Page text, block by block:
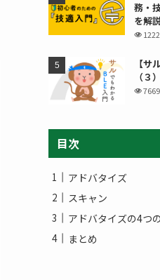
務・
を解説
【サ
（３
目次
アドバタイズ
スキャン
アドバタイズの4つ
まとめ